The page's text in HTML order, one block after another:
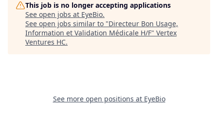
This job is no longer accepting applications
See open jobs at EyeBio.
See open jobs similar to "Directeur Bon Usage,
Information et Validation Médicale H/F" Vertex
Ventures HC.
See more open positions at EyeBio